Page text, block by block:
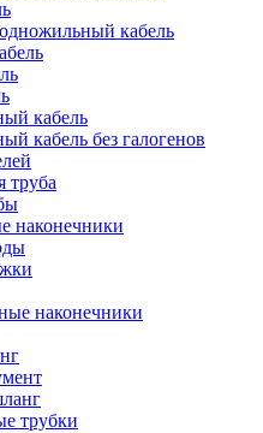
кабель
кабель
кабель без галогенов
труба
наконечники
наконечники
трубки